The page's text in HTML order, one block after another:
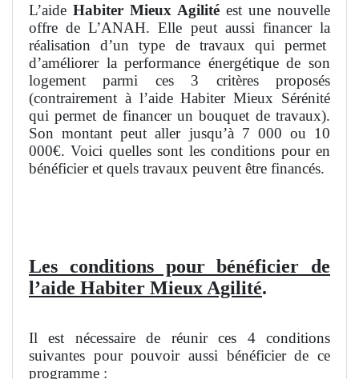
L’aide Habiter Mieux Agilité est une nouvelle
offre de L’ANAH. Elle peut aussi financer la
réalisation d’un type de travaux qui permet
d’améliorer la performance énergétique de son
logement parmi ces 3 critères proposés
(contrairement à l’aide Habiter Mieux Sérénité
qui permet de financer un bouquet de travaux).
Son montant peut aller jusqu’à 7 000 ou 10
000€. Voici quelles sont les conditions pour en
bénéficier et quels travaux peuvent être financés.
Les conditions pour bénéficier de
l’aide Habiter Mieux Agilité.
Il est nécessaire de réunir ces 4 conditions
suivantes pour pouvoir aussi bénéficier de ce
programme :